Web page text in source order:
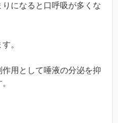
になると口呼吸が多くな
。
用として唾液の分泌を抑